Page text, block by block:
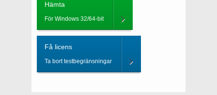
Hämta
För Windows 32/64-bit
Få licens
Ta bort testbegränsningar